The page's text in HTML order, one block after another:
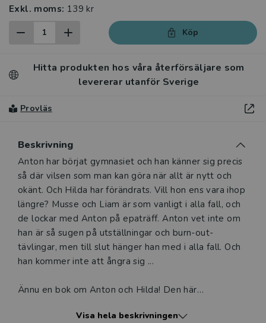
Exkl. moms: 139 kr
Köp
Hitta produkten hos våra återförsäljare som
levererar utanför Sverige
Provläs
Beskrivning
Beskrivning
Anton har börjat gymnasiet och han känner sig precis
så där vilsen som man kan göra när allt är nytt och
okänt. Och Hilda har förändrats. Vill hon ens vara ihop
längre? Musse och Liam är som vanligt i alla fall, och
de lockar med Anton på epaträff. Anton vet inte om
han är så sugen på utställningar och burn-out-
tävlingar, men till slut hänger han med i alla fall. Och
han kommer inte att ångra sig ...
Ännu en bok om Anton och Hilda! Den här
diskussioner i klassrummet. Hur kan man hantera nya
Visa hela beskrivningen